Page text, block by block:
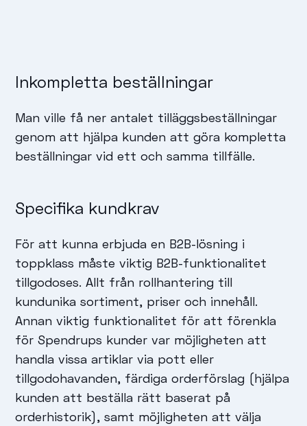
Inkompletta beställningar
Man ville få ner antalet tilläggsbeställningar
genom att hjälpa kunden att göra kompletta
beställningar vid ett och samma tillfälle.
Specifika kundkrav
För att kunna erbjuda en B2B-lösning i
toppklass måste viktig B2B-funktionalitet
tillgodoses. Allt från rollhantering till
kundunika sortiment, priser och innehåll.
Annan viktig funktionalitet för att förenkla
för Spendrups kunder var möjligheten att
handla vissa artiklar via pott eller
tillgodohavanden, färdiga orderförslag (hjälpa
kunden att beställa rätt baserat på
orderhistorik), samt möjligheten att välja